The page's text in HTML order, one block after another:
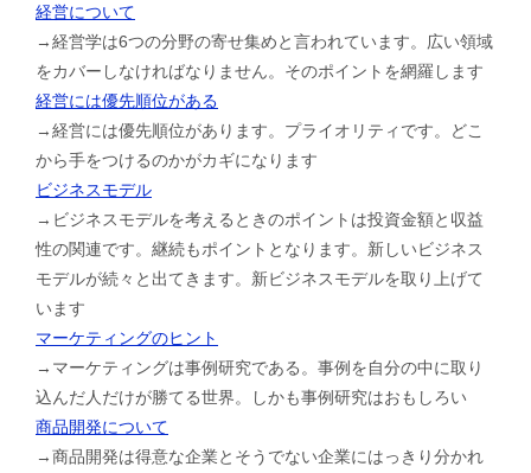
経営について
→経営学は6つの分野の寄せ集めと言われています。広い領域
をカバーしなければなりません。そのポイントを網羅します
経営には優先順位がある
→経営には優先順位があります。プライオリティです。どこ
から手をつけるのかがカギになります
ビジネスモデル
→ビジネスモデルを考えるときのポイントは投資金額と収益
性の関連です。継続もポイントとなります。新しいビジネス
モデルが続々と出てきます。新ビジネスモデルを取り上げて
います
マーケティングのヒント
→マーケティングは事例研究である。事例を自分の中に取り
込んだ人だけが勝てる世界。しかも事例研究はおもしろい
商品開発について
→商品開発は得意な企業とそうでない企業にはっきり分かれ